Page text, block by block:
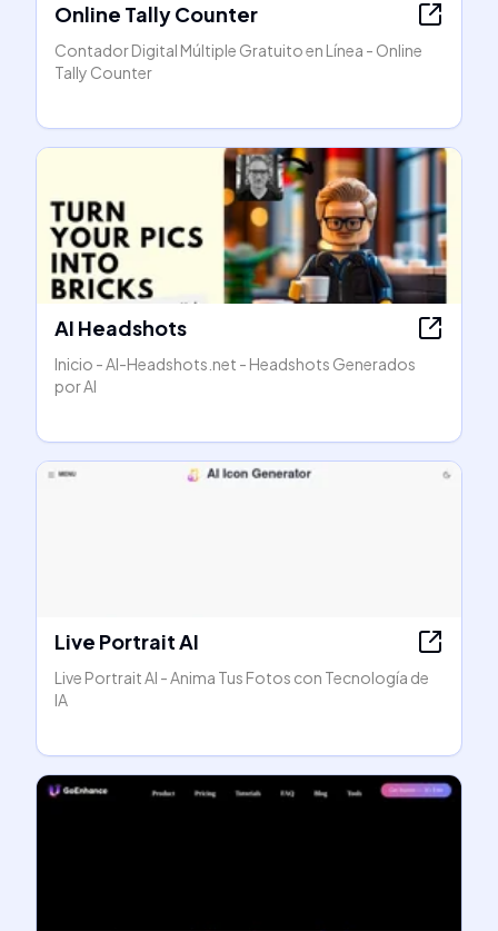
Online Tally Counter
Contador Digital Múltiple Gratuito en Línea - Online
Tally Counter
AI Headshots
Inicio - AI-Headshots.net - Headshots Generados
por AI
Live Portrait AI
Live Portrait AI - Anima Tus Fotos con Tecnología de
IA